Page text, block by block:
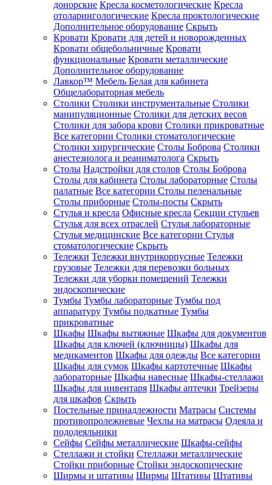
донорские Кресла косметологические Кресла
отоларингологические Кресла проктологические
Дополнительное оборудование Скрыть
Кровати Кровати для детей и новорожденных
Кровати общебольничные Кровати
функциональные Кровати металлические
Дополнительное оборудование
Лавкор™ Мебель Белая для кабинета
Общелабораторная мебель
Столики Столики инструментальные Столики
манипуляционные Столики для детских весов
Столики для забора крови Столики прикроватные
Все категории Столики стоматологические
Столики хирургические Столы Боброва Столики
анестезиолога и реаниматолога Скрыть
Столы Надстройки для столов Столы Боброва
Столы для кабинета Столы лабораторные Столы
палатные Все категории Столы пеленальные
Столы приборные Столы-посты Скрыть
Стулья и кресла Офисные кресла Секции стульев
Стулья для всех отраслей Стулья лабораторные
Стулья медицинские Все категории Стулья
стоматологические Скрыть
Тележки Тележки внутрикорпусные Тележки
грузовые Тележки для перевозки больных
Тележки для уборки помещений Тележки
эндоскопические
Тумбы Тумбы лабораторные Тумбы под
аппаратуру Тумбы подкатные Тумбы
прикроватные
Шкафы Шкафы вытяжные Шкафы для документов
Шкафы для ключей (ключницы) Шкафы для
медикаментов Шкафы для одежды Все категории
Шкафы для сумок Шкафы картотечные Шкафы
лабораторные Шкафы навесные Шкафы-стеллажи
Шкафы для инвентаря Шкафы аптечки Трейзеры
для шкафов Скрыть
Постельные принадлежности Матрасы Системы
противопролежневые Чехлы на матрасы Одеяла и
пододеяльники
Сейфы Сейфы металлические Шкафы-сейфы
Стеллажи и стойки Стеллажи металлические
Стойки приборные Стойки эндоскопические
Ширмы и штативы Ширмы Штативы Штативы